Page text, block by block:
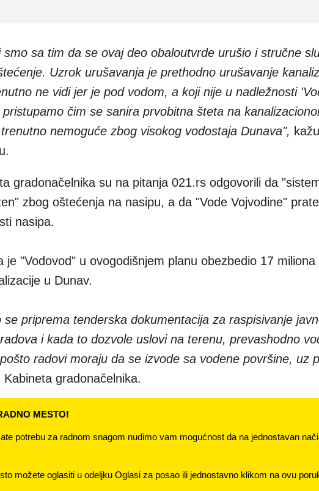
smo sa tim da se ovaj deo obaloutvrde urušio i stručne
Uzrok urušavanja je prethodno urušavanje
ne vidi jer je pod vodom, a koji nije u nadležnosti
pristupamo čim se sanira prvobitna šteta na
nemoguće zbog visokog vodostaja Dunava",
gradonačelnika su na pitanja 021.rs odgovorili da
zbog oštećenja na nasipu, a da "Vode Vojvodine"
nasipa.
je "Vodovod" u ovogodišnjem planu obezbedio 17
u Dunav.
se priprema tenderska dokumentacija za raspisivanje
i kada to dozvole uslovi na terenu, prevashodno
radovi moraju da se izvode sa vodene površine, uz
Kabineta gradonačelnika.
MESTO!
potrebu za radnom snagom nudimo vam mogućnost da na jednostavan
možete oglasiti u odeljku Oglasi za posao ili jednostavno klikom na ovu